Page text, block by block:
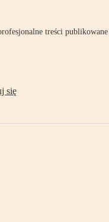
treści publikowane
się